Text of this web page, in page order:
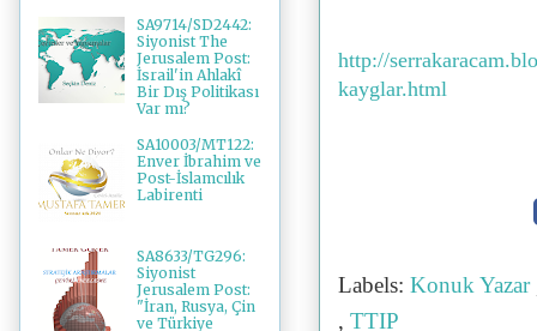
http://
kayglar.html
Labels: Konuk Yazar
, TTIP
SA9714/SD2442:
Siyonist The
Jerusalem Post:
İsrail'in Ahlakî
Bir Dış Politikası
Var mı?
SA10003/MT122:
Enver İbrahim ve
Post-İslamcılık
Labirenti
SA8633/TG296:
Siyonist
Jerusalem Post:
"İran, Rusya, Çin
ve Türkiye